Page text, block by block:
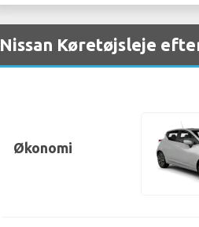
Nissan Køretøjsleje
Økonomi